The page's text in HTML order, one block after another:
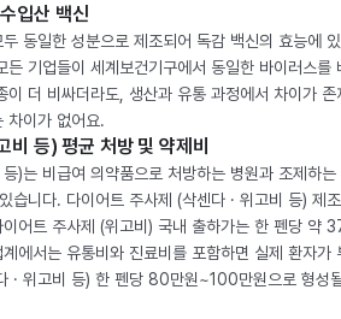
입산 백신
동일한 성분으로 제조되어 독감 백신의 효능에
기업들이 세계보건기구에서 동일한 바이러스를
이 더 비싸더라도, 생산과 유통 과정에서 차이가 존
차이가 없어요.
비 등) 평균 처방 및 약제비
)는 비급여 의약품으로 처방하는 병원과 조제하는
습니다. 다이어트 주사제 (삭센다 · 위고비 등) 제
어트 주사제 (위고비) 국내 출하가는 한 펜당 약
에서는 유통비와 진료비를 포함하면 실제 환자가
· 위고비 등) 한 펜당 80만원~100만원으로 형성